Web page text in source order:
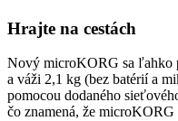
Hrajte na cestách
Nový microKORG sa ľahko
a váži 2,1 kg (bez batérií a
pomocou dodaného
čo znamená, že